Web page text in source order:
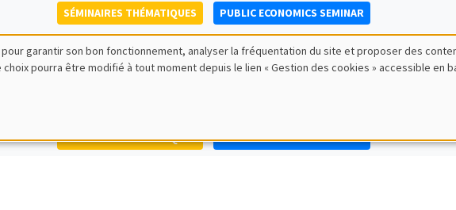
SÉMINAIRES THÉMATIQUES PUBLIC ECONOMICS SEMINAR
TBA
SÉMINAIRES THÉMATIQUES PUBLIC ECONOMICS SEMINAR
garantir son bon fonctionnement, analyser la fréquentation du site et proposer des
pourra être modifié à tout moment depuis le lien « Gestion des cookies » accessible en